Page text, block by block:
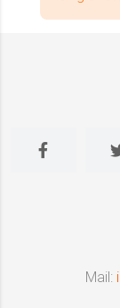
Mail: